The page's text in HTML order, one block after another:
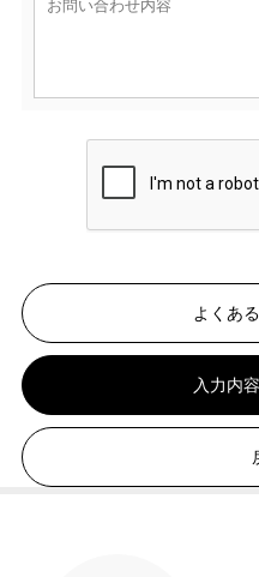
よくあ
入力内